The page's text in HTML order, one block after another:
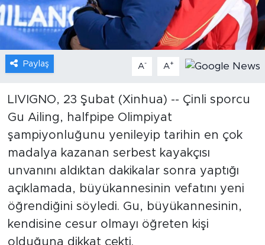
Paylaş A- A+
LIVIGNO, 23 Şubat (Xinhua) -- Çinli sporcu
Gu Ailing, halfpipe Olimpiyat
şampiyonluğunu yenileyip tarihin en çok
madalya kazanan serbest kayakçısı
unvanını aldıktan dakikalar sonra yaptığı
açıklamada, büyükannesinin vefatını yeni
öğrendiğini söyledi. Gu, büyükannesinin,
kendisine cesur olmayı öğreten kişi
olduğuna dikkat çekti.
Sağlık
Foto Haber
Xinhua
Xinhua Türkiye
Seyahat